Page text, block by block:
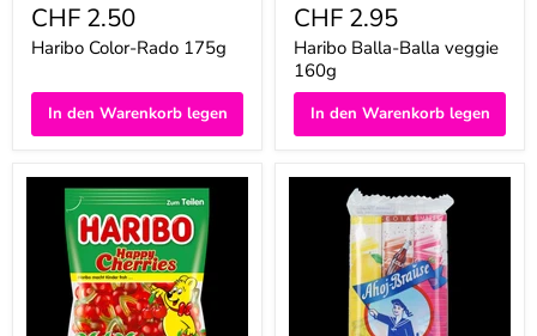
CHF 2.50
Haribo Color-Rado 175g
In den Warenkorb legen
CHF 2.95
Haribo Balla-Balla veggie
160g
In den Warenkorb legen
Haribo
Happy
Cherries
Ahoj-
Bonbons
Stangen